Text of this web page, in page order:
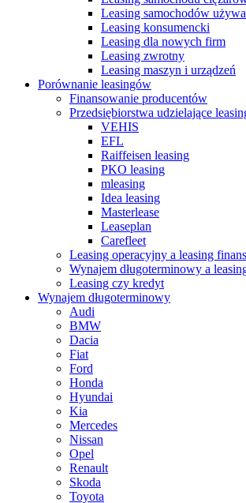
Leasing samochodów
Leasing konsumencki
Leasing dla nowych firm
Leasing zwrotny
Leasing maszyn i urządzeń
Porównanie leasingów
Finansowanie producentów
Przedsiębiorstwa udzielające
VEHIS
EFL
Raiffeisen leasing
PKO leasing
mleasing
Idea leasing
Masterlease
Leaseplan
Carefleet
Leasing operacyjny a leasing
Wynajem długoterminowy a
Leasing czy kredyt
Wynajem długoterminowy
Audi
BMW
Dacia
Fiat
Ford
Honda
Hyundai
Kia
Mercedes
Nissan
Opel
Renault
Skoda
Toyota